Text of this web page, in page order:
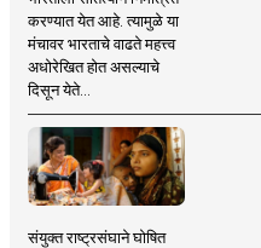
करण्यात येत आहे. त्यामुळे या
मंचावर भारताचे वाढते महत्त्व
अधोरेखित होत असल्याचे
दिसून येते...
संयुक्त राष्ट्रसंघाने घोषित